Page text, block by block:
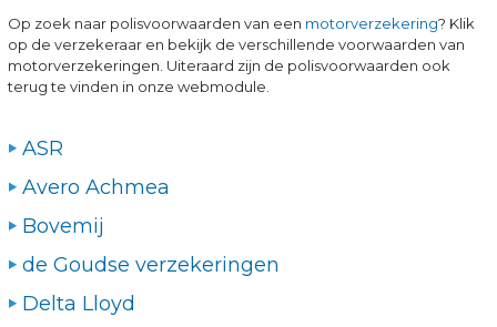
Op zoek naar polisvoorwaarden van een motorverzekering? Klik
op de verzekeraar en bekijk de verschillende voorwaarden van
motorverzekeringen. Uiteraard zijn de polisvoorwaarden ook
terug te vinden in onze webmodule.
ASR
Avero Achmea
Bovemij
de Goudse verzekeringen
Delta Lloyd